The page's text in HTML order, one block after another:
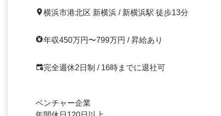
横浜市港北区 新横浜 / 新横浜駅 徒歩13分
年収450万円〜799万円 / 昇給あり
完全週休2日制 / 16時までに退社可
ベンチャー企業